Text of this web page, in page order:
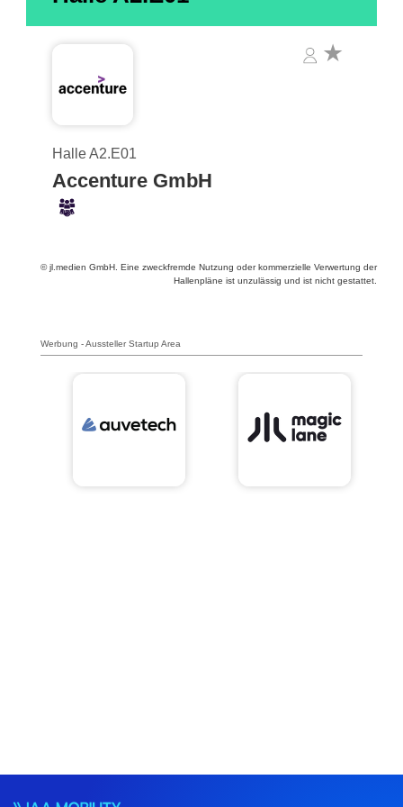
Halle A2.E01
Accenture GmbH
© jl.medien GmbH. Eine zweckfremde Nutzung oder kommerzielle Verwertung der
Hallenpläne ist unzulässig und ist nicht gestattet.
Werbung - Aussteller Startup Area